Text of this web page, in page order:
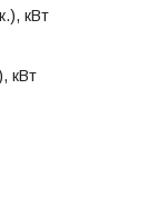
кВт
кВт